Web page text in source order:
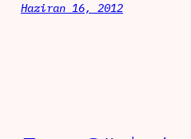
Haziran 16, 2012